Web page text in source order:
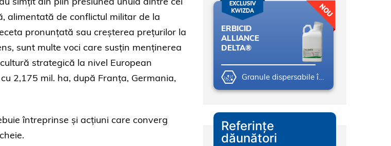
alimentată de conflictul militar de la
pronunțată sau creșterea prețurilor la
sunt multe voci care susțin menținerea
strategică la nivel European
2,175 mil. ha, după Franța, Germania,
întreprinse și acțiuni care converg
ERBICID
ALLIANCE
DELTA®
Granule dispersabile în apă (WG)
Referințe
dăunători